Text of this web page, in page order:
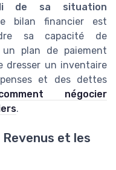
de sa situation
bilan financier est
sa capacité de
plan de paiement
dresser un inventaire
et des dettes
négocier
.
et les